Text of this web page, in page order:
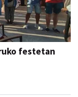
festetan